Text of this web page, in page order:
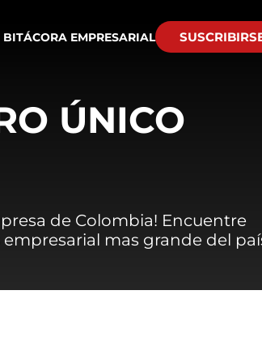
BITÁCORA EMPRESARIAL
ÚNICO
de Colombia! Encuentre
mas grande del